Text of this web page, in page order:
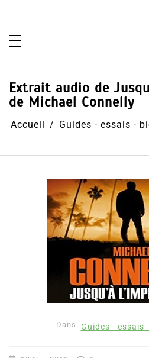
Extrait audio de
de Michael Connelly
Accueil Guides - essais -
Dans Guides - essais